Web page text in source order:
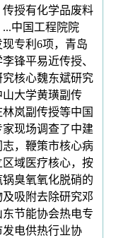
授有化学品废料
中国工程院院
专利6项，青岛
锋平易近传授、
核心魏东斌研究
大学黄璜副传
岚副传授等中国
现场调查了中建
，鞭策市核心病
域医疗核心，按
臭氧氧化脱硝的
吸附去除研究邓
节能协会热电专
电供热行业协